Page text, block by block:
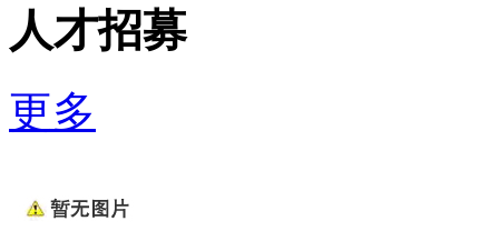
人才招募
更多